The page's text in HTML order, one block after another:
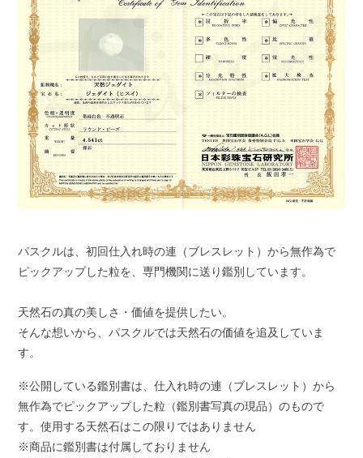
パスクルは、初回仕入れ時の連（ブレスレット）から無作為で
ピックアップした粒を、専門機関に送り鑑別しています。
天然石の真の美しさ・価値を提供したい。
そんな想いから、パスクルでは天然石の価値を追及していま
す。
※公開している鑑別書は、仕入れ時の連（ブレスレット）から
無作為でピックアップした粒（鑑別書写真の現品）のもので
す。使用する天然石はこの限りではありません
※商品に鑑別書は付属しておりません